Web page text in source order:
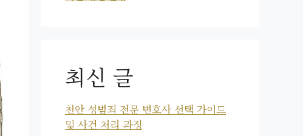
최신 글
천안 성범죄 전문 변호사 선택 가이드
및 사건 처리 과정